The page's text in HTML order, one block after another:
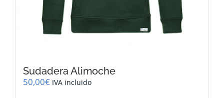
Sudadera Alimoche
50,00€ IVA incluido